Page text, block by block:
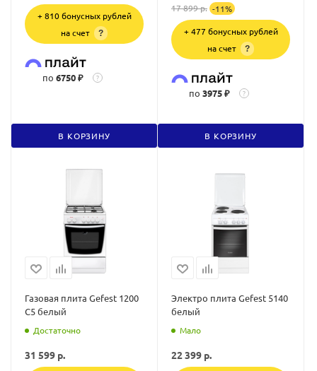
+ 810 бонусных рублей
на счет
?
по 6750 ₽ ?
В КОРЗИНУ
17 899р. -11%
+ 477 бонусных рублей
на счет
?
по 3975 ₽ ?
В КОРЗИНУ
Газовая плита Gefest 1200
С5 белый
Достаточно
31 599 р.
Электро плита Gefest 5140
белый
Мало
22 399 р.